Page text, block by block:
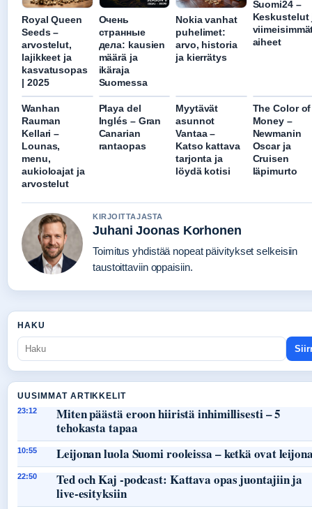
Royal Queen
Seeds –
arvostelut,
lajikkeet ja
kasvatusopas
| 2025
Очень
странные
дела: kausien
määrä ja
ikäraja
Suomessa
Nokia vanhat
puhelimet:
arvo, historia
ja kierrätys
Suomi24 –
Keskustelut
aiheet
Wanhan
Rauman
Kellari –
Lounas,
menu,
aukioloajat ja
arvostelut
Playa del
Inglés – Gran
Canarian
rantaopas
Myytävät
asunnot
Vantaa –
Katso kattava
tarjonta ja
löydä kotisi
The Color of
Money –
Newmanin
Oscar ja
Cruisen
läpimurto
KIRJOITTAJASTA
Juhani Joonas Korhonen
Toimitus yhdistää nopeat päivitykset selkeisiin
taustoittaviin oppaisiin.
HAKU
UUSIMMAT ARTIKKELIT
23:12
Miten päästä eroon hiiristä inhimillisesti – 5
tehokasta tapaa
10:55 Leijonan luola Suomi rooleissa – ketkä ovat
22:50
Ted och Kaj -podcast: Kattava opas juontajiin ja
live-esityksiin